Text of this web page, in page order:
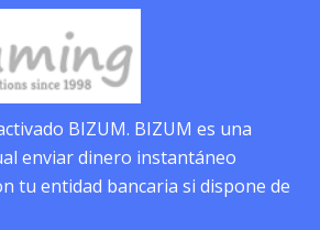
BIZUM. BIZUM es una
enviar dinero instantáneo
tu entidad bancaria si dispone de